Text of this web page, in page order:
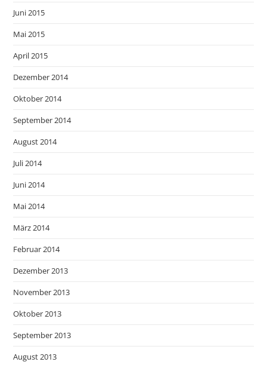
Juni 2015
Mai 2015
April 2015
Dezember 2014
Oktober 2014
September 2014
August 2014
Juli 2014
Juni 2014
Mai 2014
März 2014
Februar 2014
Dezember 2013
November 2013
Oktober 2013
September 2013
August 2013